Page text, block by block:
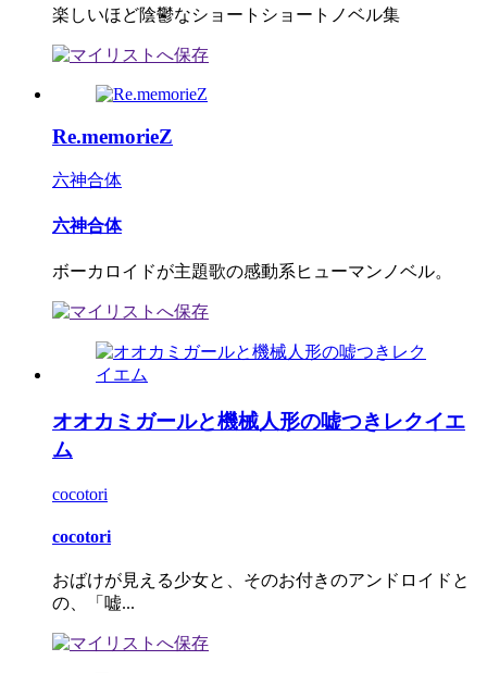
楽しいほど陰鬱なショートショートノベル集
Re.memorieZ
六神合体
六神合体
ボーカロイドが主題歌の感動系ヒューマンノベル。
オオカミガールと機械人形の嘘つきレクイエ
ム
cocotori
cocotori
おばけが見える少女と、そのお付きのアンドロイドと
の、「嘘...